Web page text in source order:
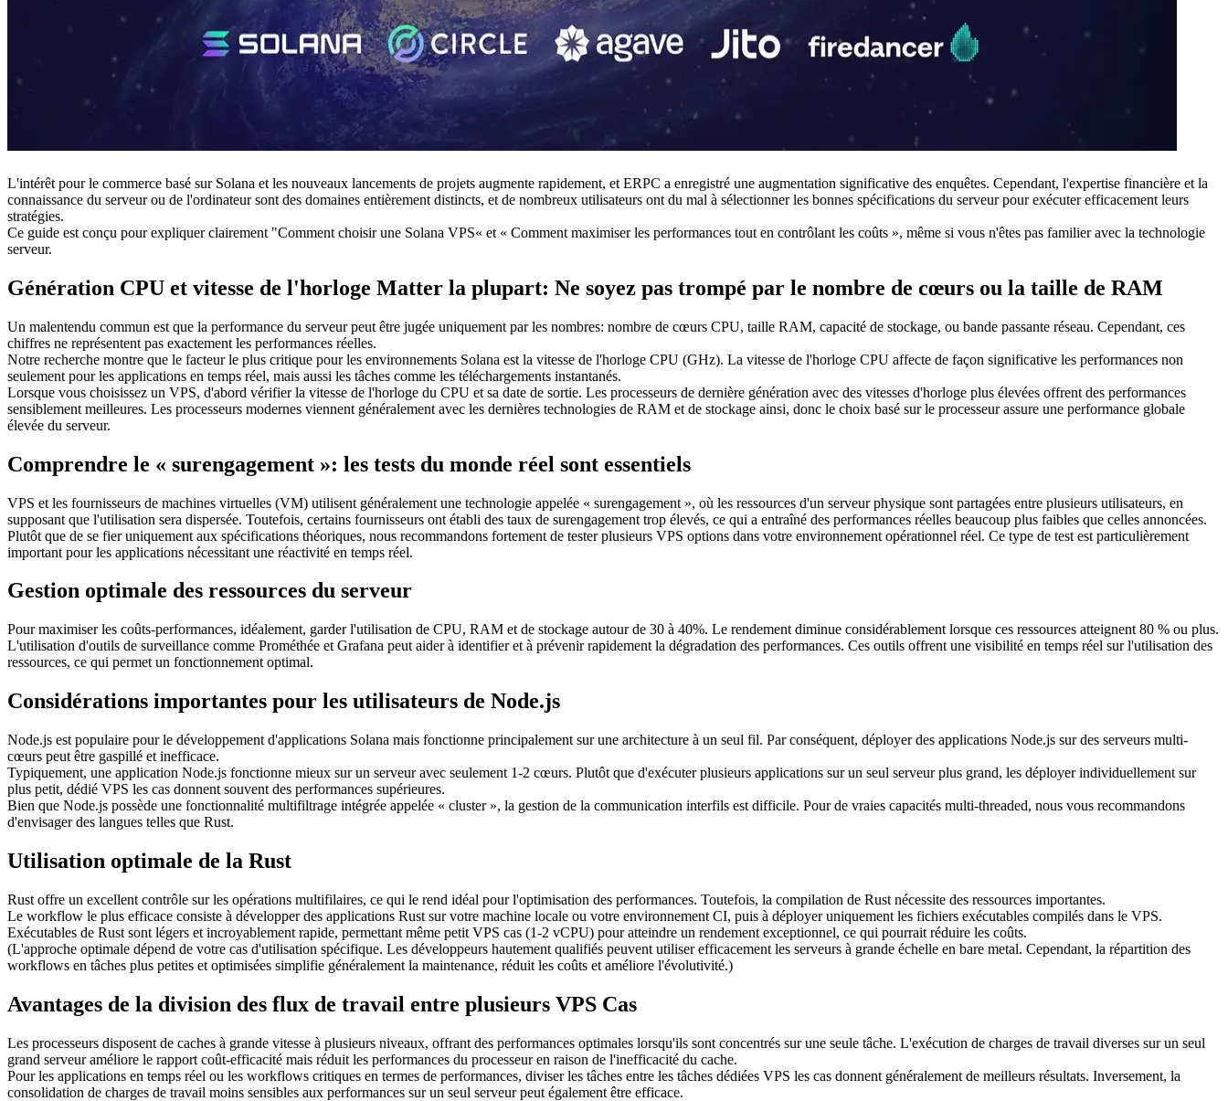
L'intérêt pour le commerce basé sur Solana et les nouveaux lancements de projets augmente rapidement, et ERPC a enregistré une augmentation significative des enquêtes. Cependant, l'expertise financière et la
connaissance du serveur ou de l'ordinateur sont des domaines entièrement distincts, et de nombreux utilisateurs ont du mal à sélectionner les bonnes spécifications du serveur pour exécuter efficacement leurs
stratégies.
Ce guide est conçu pour expliquer clairement "Comment choisir une Solana VPS« et « Comment maximiser les performances tout en contrôlant les coûts », même si vous n'êtes pas familier avec la technologie
serveur.
Génération CPU et vitesse de l'horloge Matter la plupart: Ne soyez pas trompé par le nombre de cœurs ou la taille de RAM
Un malentendu commun est que la performance du serveur peut être jugée uniquement par les nombres: nombre de cœurs CPU, taille RAM, capacité de stockage, ou bande passante réseau. Cependant, ces
chiffres ne représentent pas exactement les performances réelles.
Notre recherche montre que le facteur le plus critique pour les environnements Solana est la vitesse de l'horloge CPU (GHz). La vitesse de l'horloge CPU affecte de façon significative les performances non
seulement pour les applications en temps réel, mais aussi les tâches comme les téléchargements instantanés.
Lorsque vous choisissez un VPS, d'abord vérifier la vitesse de l'horloge du CPU et sa date de sortie. Les processeurs de dernière génération avec des vitesses d'horloge plus élevées offrent des performances
sensiblement meilleures. Les processeurs modernes viennent généralement avec les dernières technologies de RAM et de stockage ainsi, donc le choix basé sur le processeur assure une performance globale
élevée du serveur.
Comprendre le « surengagement »: les tests du monde réel sont essentiels
VPS et les fournisseurs de machines virtuelles (VM) utilisent généralement une technologie appelée « surengagement », où les ressources d'un serveur physique sont partagées entre plusieurs utilisateurs, en
supposant que l'utilisation sera dispersée. Toutefois, certains fournisseurs ont établi des taux de surengagement trop élevés, ce qui a entraîné des performances réelles beaucoup plus faibles que celles annoncées.
Plutôt que de se fier uniquement aux spécifications théoriques, nous recommandons fortement de tester plusieurs VPS options dans votre environnement opérationnel réel. Ce type de test est particulièrement
important pour les applications nécessitant une réactivité en temps réel.
Gestion optimale des ressources du serveur
Pour maximiser les coûts-performances, idéalement, garder l'utilisation de CPU, RAM et de stockage autour de 30 à 40%. Le rendement diminue considérablement lorsque ces ressources atteignent 80 % ou plus.
L'utilisation d'outils de surveillance comme Prométhée et Grafana peut aider à identifier et à prévenir rapidement la dégradation des performances. Ces outils offrent une visibilité en temps réel sur l'utilisation des
ressources, ce qui permet un fonctionnement optimal.
Considérations importantes pour les utilisateurs de Node.js
Node.js est populaire pour le développement d'applications Solana mais fonctionne principalement sur une architecture à un seul fil. Par conséquent, déployer des applications Node.js sur des serveurs multi-
cœurs peut être gaspillé et inefficace.
Typiquement, une application Node.js fonctionne mieux sur un serveur avec seulement 1-2 cœurs. Plutôt que d'exécuter plusieurs applications sur un seul serveur plus grand, les déployer individuellement sur
plus petit, dédié VPS les cas donnent souvent des performances supérieures.
Bien que Node.js possède une fonctionnalité multifiltrage intégrée appelée « cluster », la gestion de la communication interfils est difficile. Pour de vraies capacités multi-threaded, nous vous recommandons
d'envisager des langues telles que Rust.
Utilisation optimale de la Rust
Rust offre un excellent contrôle sur les opérations multifilaires, ce qui le rend idéal pour l'optimisation des performances. Toutefois, la compilation de Rust nécessite des ressources importantes.
Le workflow le plus efficace consiste à développer des applications Rust sur votre machine locale ou votre environnement CI, puis à déployer uniquement les fichiers exécutables compilés dans le VPS.
Exécutables de Rust sont légers et incroyablement rapide, permettant même petit VPS cas (1-2 vCPU) pour atteindre un rendement exceptionnel, ce qui pourrait réduire les coûts.
(L'approche optimale dépend de votre cas d'utilisation spécifique. Les développeurs hautement qualifiés peuvent utiliser efficacement les serveurs à grande échelle en bare metal. Cependant, la répartition des
workflows en tâches plus petites et optimisées simplifie généralement la maintenance, réduit les coûts et améliore l'évolutivité.)
Avantages de la division des flux de travail entre plusieurs VPS Cas
Les processeurs disposent de caches à grande vitesse à plusieurs niveaux, offrant des performances optimales lorsqu'ils sont concentrés sur une seule tâche. L'exécution de charges de travail diverses sur un seul
grand serveur améliore le rapport coût-efficacité mais réduit les performances du processeur en raison de l'inefficacité du cache.
Pour les applications en temps réel ou les workflows critiques en termes de performances, diviser les tâches entre les tâches dédiées VPS les cas donnent généralement de meilleurs résultats. Inversement, la
consolidation de charges de travail moins sensibles aux performances sur un seul serveur peut également être efficace.